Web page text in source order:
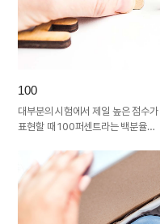
100
대부분의 시험에서 제일 높은 점수
표현할 때 100퍼센트라는 백분율…